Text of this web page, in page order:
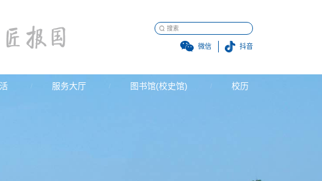
微信 抖音
服务大厅 图书馆(校史馆) 校历